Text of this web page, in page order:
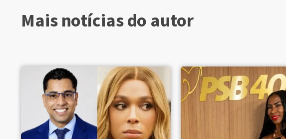
Mais notícias do autor